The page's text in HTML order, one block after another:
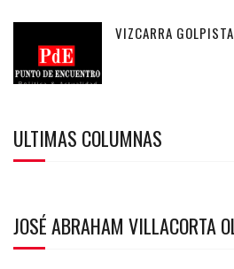
VIZCARRA GOLPISTA
ULTIMAS COLUMNAS
JOSÉ ABRAHAM VILLACORTA